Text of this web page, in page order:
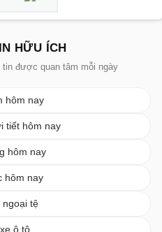
HỮU ÍCH
tin được quan tâm mỗi ngày
hôm nay
tiết hôm nay
hôm nay
hôm nay
ngoại tệ
ô tô